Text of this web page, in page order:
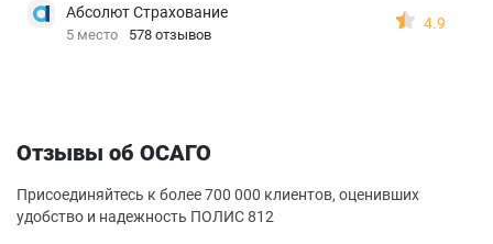
Абсолют Страхование
5 место 578 отзывов
4.9
Отзывы об ОСАГО
Присоединяйтесь к более 700 000 клиентов, оценивших
удобство и надежность ПОЛИС 812